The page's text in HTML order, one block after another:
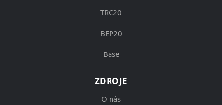
TRC20
BEP20
Base
ZDROJE
O nás